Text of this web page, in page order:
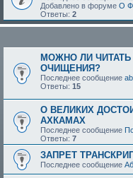
Добавлено в форуме О
Ответы: 2
МОЖНО ЛИ ЧИТАТЬ
ОЧИЩЕНИЯ?
Последнее сообщение
Ответы: 15
О ВЕЛИКИХ
АХКАМАХ
Последнее сообщение
Ответы: 7
ЗАПРЕТ
Последнее сообщение